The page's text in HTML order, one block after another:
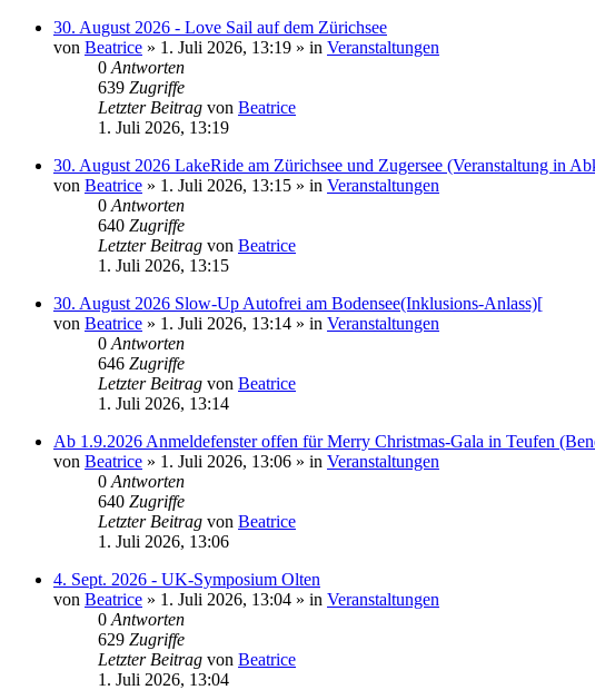
30. August 2026 - Love Sail auf dem Zürichsee
von Beatrice » 1. Juli 2026, 13:19 » in Veranstaltungen
0 Antworten
639 Zugriffe
Letzter Beitrag von Beatrice
1. Juli 2026, 13:19
30. August 2026 LakeRide am Zürichsee und Zugersee (Veranstaltung in
von Beatrice » 1. Juli 2026, 13:15 » in Veranstaltungen
0 Antworten
640 Zugriffe
Letzter Beitrag von Beatrice
1. Juli 2026, 13:15
30. August 2026 Slow-Up Autofrei am Bodensee(Inklusions-Anlass)[
von Beatrice » 1. Juli 2026, 13:14 » in Veranstaltungen
0 Antworten
646 Zugriffe
Letzter Beitrag von Beatrice
1. Juli 2026, 13:14
Ab 1.9.2026 Anmeldefenster offen für Merry Christmas-Gala in Teufen
von Beatrice » 1. Juli 2026, 13:06 » in Veranstaltungen
0 Antworten
640 Zugriffe
Letzter Beitrag von Beatrice
1. Juli 2026, 13:06
4. Sept. 2026 - UK-Symposium Olten
von Beatrice » 1. Juli 2026, 13:04 » in Veranstaltungen
0 Antworten
629 Zugriffe
Letzter Beitrag von Beatrice
1. Juli 2026, 13:04